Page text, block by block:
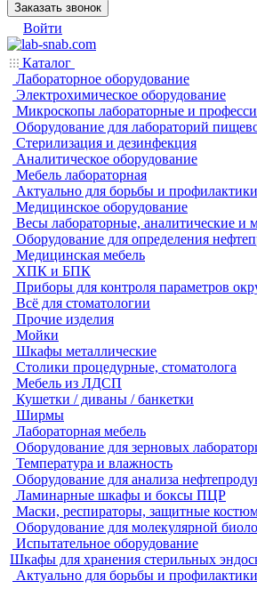
Заказать звонок
Войти
Каталог
Лабораторное оборудование
Электрохимическое оборудование
Микроскопы лабораторные и
Оборудование для лабораторий
Стерилизация и дезинфекция
Аналитическое оборудование
Мебель лабораторная
Актуально для борьбы и
Медицинское оборудование
Весы лабораторные, аналитические и
Оборудование для определения
Медицинская мебель
ХПК и БПК
Приборы для контроля параметров
Всё для стоматологии
Прочие изделия
Мойки
Шкафы металлические
Столики процедурные, стоматолога
Мебель из ЛДСП
Кушетки / диваны / банкетки
Ширмы
Лабораторная мебель
Оборудование для зерновых
Температура и влажность
Оборудование для анализа
Ламинарные шкафы и боксы ПЦР
Маски, респираторы, защитные
Оборудование для молекулярной
Испытательное оборудование
Шкафы для хранения стерильных
Актуально для борьбы и